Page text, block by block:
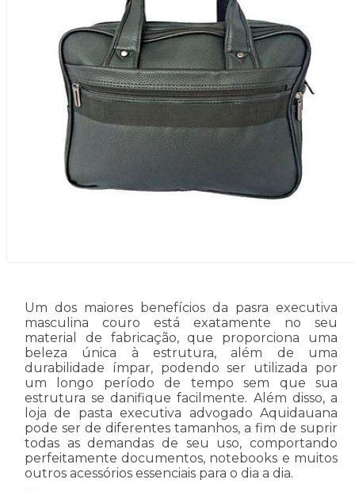
Um dos maiores benefícios da pasra executiva
masculina couro está exatamente no seu
material de fabricação, que proporciona uma
beleza única à estrutura, além de uma
durabilidade ímpar, podendo ser utilizada por
um longo período de tempo sem que sua
estrutura se danifique facilmente. Além disso, a
loja de pasta executiva advogado Aquidauana
pode ser de diferentes tamanhos, a fim de suprir
todas as demandas de seu uso, comportando
perfeitamente documentos, notebooks e muitos
outros acessórios essenciais para o dia a dia.